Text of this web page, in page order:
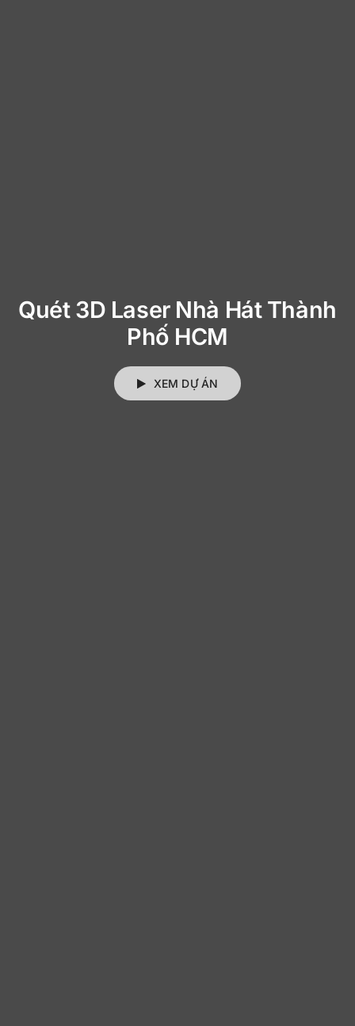
Quét 3D Laser Nhà Hát Thành
Phố HCM
XEM DỰ ÁN